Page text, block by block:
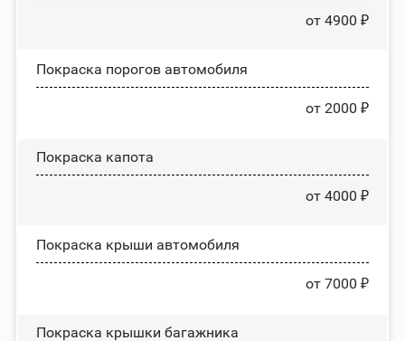
от 4900 ₽
Покраска порогов автомобиля
от 2000 ₽
Покраска капота
от 4000 ₽
Покраска крыши автомобиля
от 7000 ₽
Покраска крышки багажника